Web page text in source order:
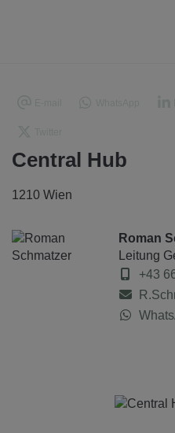
Central Hub
1210 Wien
Roman
Leitung
+43